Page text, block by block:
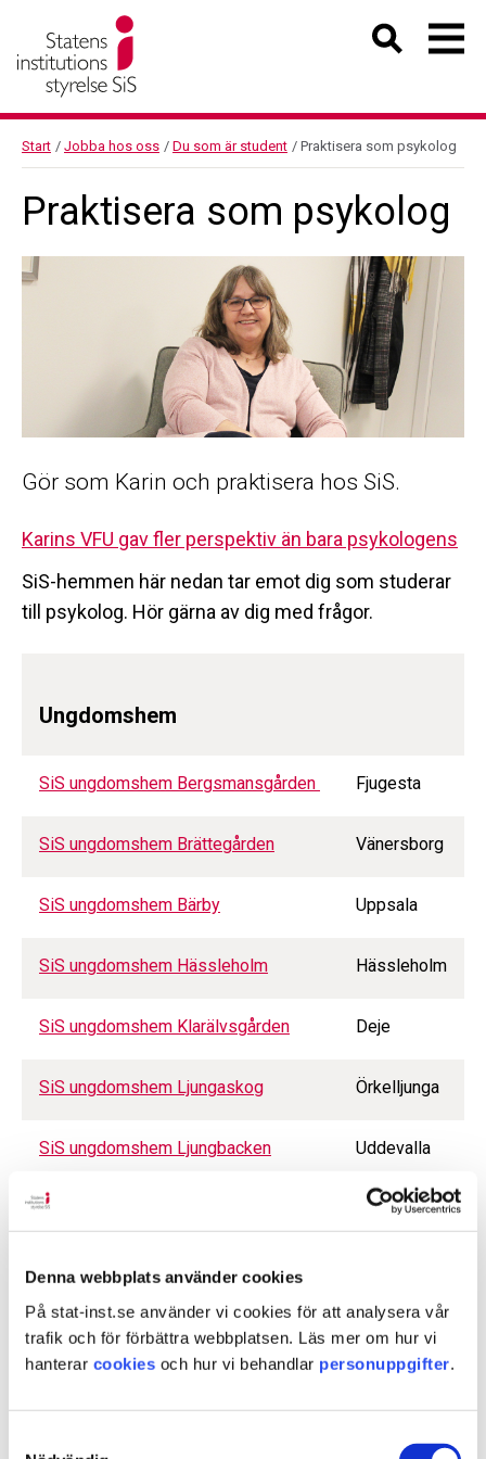
Denna webbplats använder cookies
På stat-inst.se använder vi cookies för att analysera vår
trafik och för förbättra webbplatsen. Läs mer om hur vi
hanterar cookies och hur vi behandlar personuppgifter.
Start / Jobba hos oss / Du som är student / Praktisera som psykolog
Praktisera som psykolog
Gör som Karin och praktisera hos SiS.
Karins VFU gav fler perspektiv än bara psykologens
SiS-hemmen här nedan tar emot dig som studerar
till psykolog. Hör gärna av dig med frågor.
Ungdomshem
SiS ungdomshem Bergsmansgården Fjugesta
SiS ungdomshem Brättegården Vänersborg
SiS ungdomshem Bärby Uppsala
SiS ungdomshem Hässleholm Hässleholm
SiS ungdomshem Klarälvsgården Deje
SiS ungdomshem Ljungaskog Örkelljunga
SiS ungdomshem Ljungbacken Uddevalla
SiS ungdomshem Långanäs Eksjö
SiS ungdomshem Margretelund
SiS ungdomshem Nereby Kungälv
SiS ungdomshem Ryds brunn